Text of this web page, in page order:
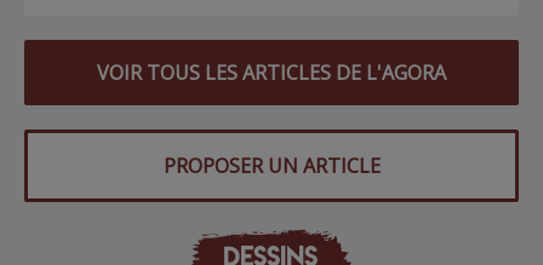
VOIR TOUS LES ARTICLES DE L'AGORA
PROPOSER UN ARTICLE
DESSINS